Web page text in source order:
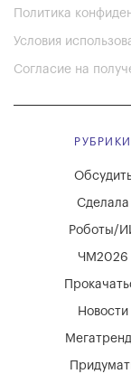
Политика
Условия
Согласие на
РУБРИКИ
Новости
Сделала
Роботы/
ЧМ2026